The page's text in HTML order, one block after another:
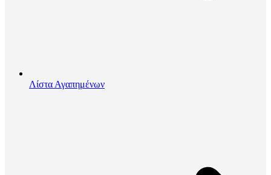
Λίστα Αγαπημένων